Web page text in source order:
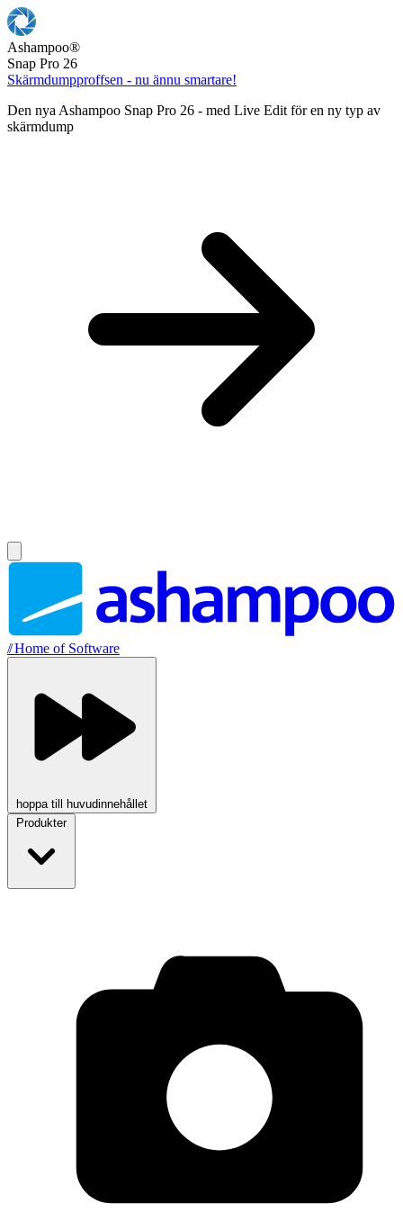
Ashampoo®
Snap Pro 26
Skärmdumpproffsen - nu ännu smartare!
Den nya Ashampoo Snap Pro 26 - med Live Edit för en ny typ av
skärmdump
//Home of Software
hoppa till huvudinnehållet
Produkter